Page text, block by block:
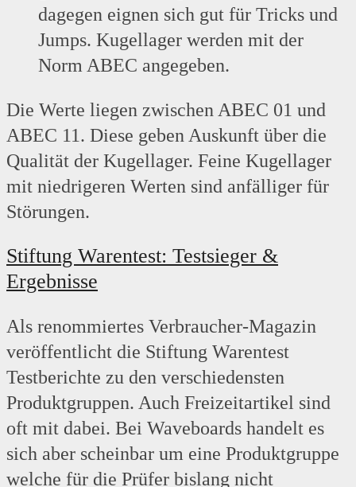
dagegen eignen sich gut für Tricks und
Jumps. Kugellager werden mit der
Norm ABEC angegeben.
Die Werte liegen zwischen ABEC 01 und
ABEC 11. Diese geben Auskunft über die
Qualität der Kugellager. Feine Kugellager
mit niedrigeren Werten sind anfälliger für
Störungen.
Stiftung Warentest: Testsieger &
Ergebnisse
Als renommiertes Verbraucher-Magazin
veröffentlicht die Stiftung Warentest
Testberichte zu den verschiedensten
Produktgruppen. Auch Freizeitartikel sind
oft mit dabei. Bei Waveboards handelt es
sich aber scheinbar um eine Produktgruppe
welche für die Prüfer bislang nicht